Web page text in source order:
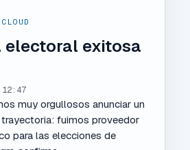
CLOUD
electoral exitosa
muy orgullosos anunciar un
fuimos proveedor
para las elecciones de